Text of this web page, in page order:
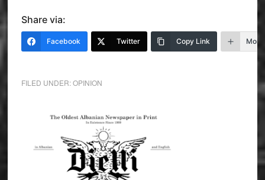
Share via:
Facebook Twitter Copy Link More
FILED UNDER:OPINION